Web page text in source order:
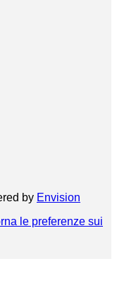
by Envision
le preferenze sui